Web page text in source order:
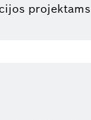
projektams